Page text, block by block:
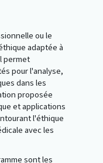
ou le
adaptée à
permet
pour l'analyse,
dans les
proposée
et applications
l'éthique
avec les
sont les